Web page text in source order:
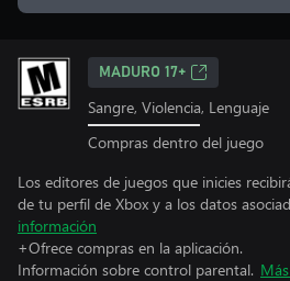
MADURO 17+
Sangre, Violencia, Lenguaje
Compras dentro del juego
Los editores de juegos que inicies
de tu perfil de Xbox y a los datos
información
+Ofrece compras en la aplicación.
Información sobre control parental.